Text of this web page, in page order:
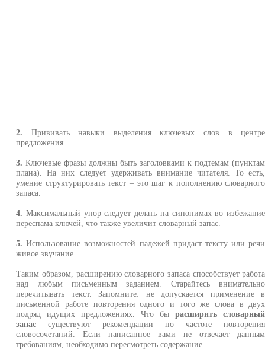
2. Прививать навыки выделения ключевых слов в центре
предложения.
3. Ключевые фразы должны быть заголовками к подтемам (пунктам
плана). На них следует удерживать внимание читателя. То есть,
умение структурировать текст – это шаг к пополнению словарного
запаса.
4. Максимальный упор следует делать на синонимах во избежание
переспама ключей, что также увеличит словарный запас.
5. Использование возможностей падежей придаст тексту или речи
живое звучание.
Таким образом, расширению словарного запаса способствует работа
над любым письменным заданием. Старайтесь внимательно
перечитывать текст. Запомните: не допускается применение в
письменной работе повторения одного и того же слова в двух
подряд идущих предложениях. Что бырасширить словарный
запас существуют рекомендации по частоте повторения
словосочетаний. Если написанное вами не отвечает данным
требованиям, необходимо пересмотреть содержание.